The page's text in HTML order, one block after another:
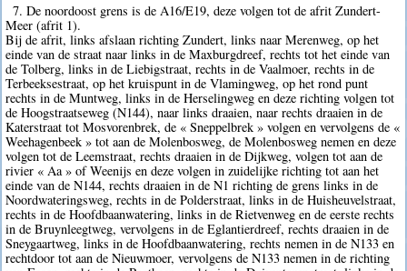
7. De noordoost grens is de A16/E19, deze volgen tot de afrit Zundert-
Meer (afrit 1).
Bij de afrit, links afslaan richting Zundert, links naar Merenweg, op het
einde van de straat naar links in de Maxburgdreef, rechts tot het einde van
de Tolberg, links in de Liebigstraat, rechts in de Vaalmoer, rechts in de
Terbeeksestraat, op het kruispunt in de Vlamingweg, op het rond punt
rechts in de Muntweg, links in de Herselingweg en deze richting volgen tot
de Hoogstraatseweg (N144), naar links draaien, naar rechts draaien in de
Katerstraat tot Mosvorenbrek, de « Sneppelbrek » volgen en vervolgens de «
Weehagenbeek » tot aan de Molenbosweg, de Molenbosweg nemen en deze
volgen tot de Leemstraat, rechts draaien in de Dijkweg, volgen tot aan de
rivier « Aa » of Weenijs en deze volgen in zuidelijke richting tot aan het
einde van de N144, rechts draaien in de N1 richting de grens links in de
Noordwateringsweg, rechts in de Polderstraat, links in de Huisheuvelstraat,
rechts in de Hoofdbaanwatering, links in de Rietvenweg en de eerste rechts
in de Bruynleegtweg, vervolgens in de Eglantierdreef, rechts draaien in de
Sneygaartweg, links in de Hoofdbaanwatering, rechts nemen in de N133 en
rechtdoor tot aan de Nieuwmoer, vervolgens de N133 nemen in de richting